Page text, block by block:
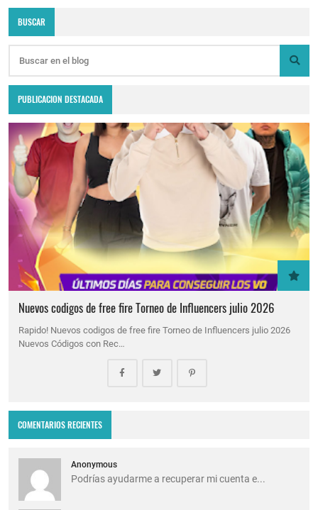
BUSCAR
PUBLICACION DESTACADA
Nuevos codigos de free fire Torneo de Influencers julio 2026
Rapido! Nuevos codigos de free fire Torneo de Influencers julio 2026
Nuevos Códigos con Rec…
COMENTARIOS RECIENTES
Anonymous
Podrías ayudarme a recuperar mi cuenta e...